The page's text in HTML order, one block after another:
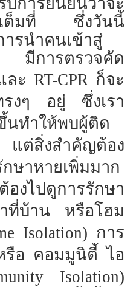
รยืนยันว่าจะ
งเต็มที่ ซึ่งวันนี้
ารนำคนเข้าสู่
มีการตรวจคัด
ะ RT-CPR ก็จะ
รงๆ อยู่ ซึ่งเรา
นทำให้พบผู้ติด
แต่สิ่งสำคัญต้อง
ษาหายเพิ่มมาก
งไปดูการรักษา
ที่บ้าน หรือโฮม
Isolation) การ
รือ คอมมูนิตี้ ไอ
Isolation)